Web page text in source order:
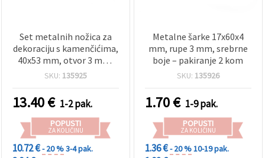
Set metalnih nožica za
dekoraciju s kamenčićima,
40x53 mm, otvor 3 mm,
srebrna boja - 4 komada
SKU: 135925
13.40€ 1-2 pak.
POPUSTI
ZA KOLIČINU
10.72 €- 20 %3-4 pak.
Metalne šarke 17x60x4
mm, rupe 3 mm, srebrne
boje – pakiranje 2 kom
SKU: 135926
1.70€ 1-9 pak.
POPUSTI
ZA KOLIČINU
1.36 €- 20 %10-19 pak.